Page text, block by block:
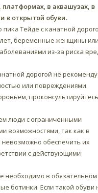
платформах, в аквашузах, в
в открытой обуви.
Тейде с канатной
беременные женщины
из-за риска
дорогой не
или повреждениями.
люди с ограниченными
возможностями, так как в
невозможно обеспечить их
с действующими
необходимо в обязательном
ботинки. Если такой обуви